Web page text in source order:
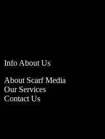
Info About Us
About Scarf Media
Our Services
Contact Us